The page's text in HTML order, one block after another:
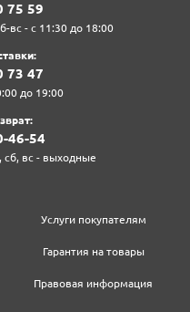
7‍5‍ 5‍9‍
вс - с 11:30 до 18:00
7‍3‍ 4‍7‍
до 19:00
4‍6‍-5‍4‍
сб, вс - выходные
Услуги покупателям
Гарантия на товары
Правовая информация